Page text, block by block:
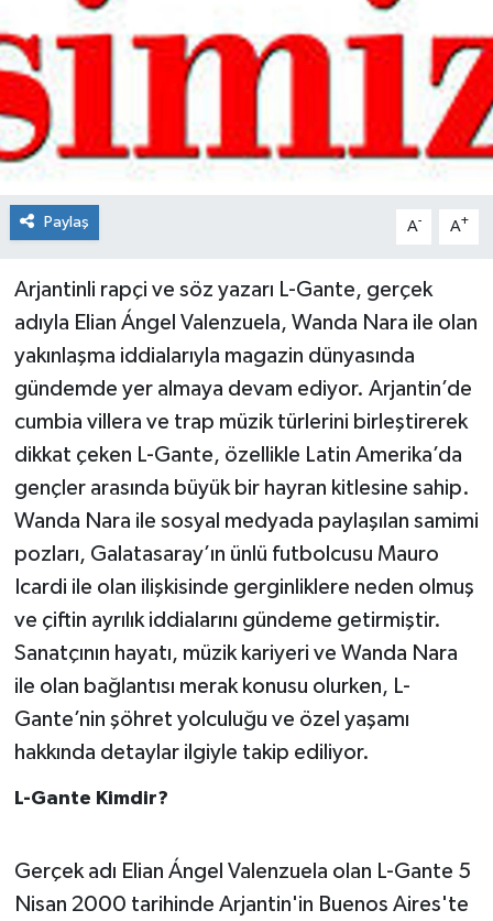
Paylaş A- A+
Arjantinli rapçi ve söz yazarı L-Gante, gerçek
adıyla Elian Ángel Valenzuela, Wanda Nara ile olan
yakınlaşma iddialarıyla magazin dünyasında
gündemde yer almaya devam ediyor. Arjantin’de
cumbia villera ve trap müzik türlerini birleştirerek
dikkat çeken L-Gante, özellikle Latin Amerika’da
gençler arasında büyük bir hayran kitlesine sahip.
Wanda Nara ile sosyal medyada paylaşılan samimi
pozları, Galatasaray’ın ünlü futbolcusu Mauro
Icardi ile olan ilişkisinde gerginliklere neden olmuş
ve çiftin ayrılık iddialarını gündeme getirmiştir.
Sanatçının hayatı, müzik kariyeri ve Wanda Nara
ile olan bağlantısı merak konusu olurken, L-
Gante’nin şöhret yolculuğu ve özel yaşamı
hakkında detaylar ilgiyle takip ediliyor.
L-Gante Kimdir?
Gerçek adı Elian Ángel Valenzuela olan L-Gante 5
Nisan 2000 tarihinde Arjantin'in Buenos Aires'te
Spor
Tokat Haberleri
Yaşam